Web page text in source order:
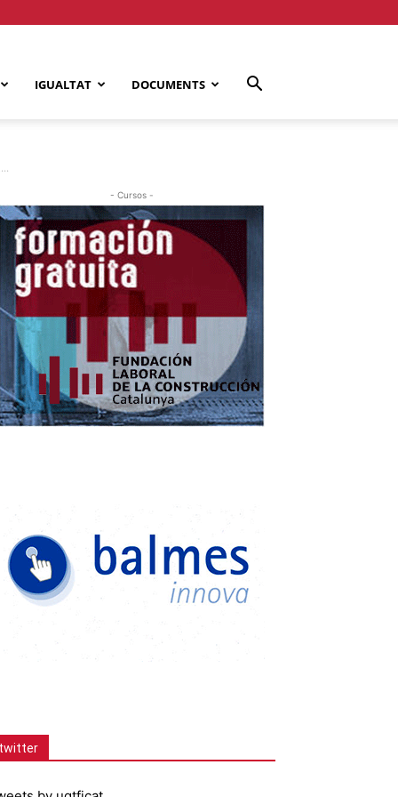
IGUALTAT DOCUMENTS
- Cursos -